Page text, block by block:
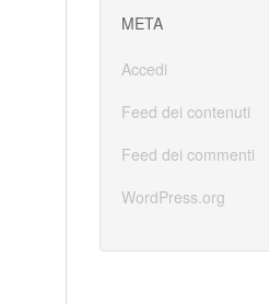
META
Accedi
Feed dei contenuti
Feed dei commenti
WordPress.org